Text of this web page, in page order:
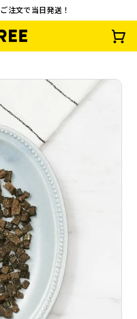
注文で当日発送！
りミニ 鹿肉 M
(税込)
¥